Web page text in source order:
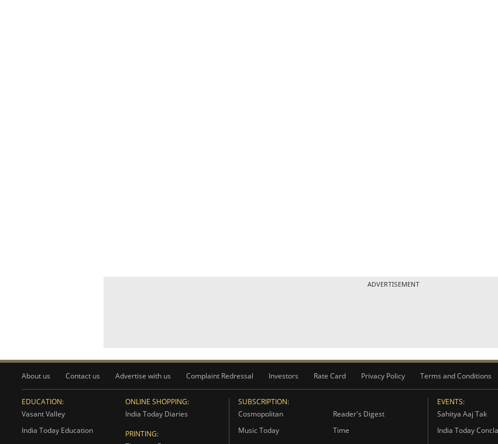
ADVERTISEMENT
About us Contact us Advertise with us Complaint Redressal Investors Rate Card Privacy Policy Terms and Conditions
EDUCATION:
Vasant Valley
India Today Education
ONLINE SHOPPING:
India Today Diaries
PRINTING:
SUBSCRIPTION:
Cosmopolitan
Reader's Digest
Music Today
Time
EVENTS:
Sahitya Aaj Tak
India Today